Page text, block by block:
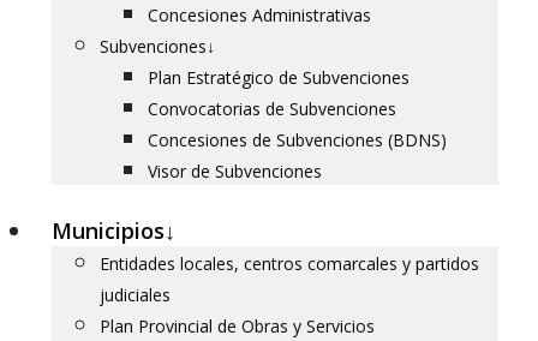
Concesiones Administrativas
Subvenciones↓
Plan Estratégico de Subvenciones
Convocatorias de Subvenciones
Concesiones de Subvenciones (BDNS)
Visor de Subvenciones
Municipios↓
Entidades locales, centros comarcales y partidos
judiciales
Plan Provincial de Obras y Servicios